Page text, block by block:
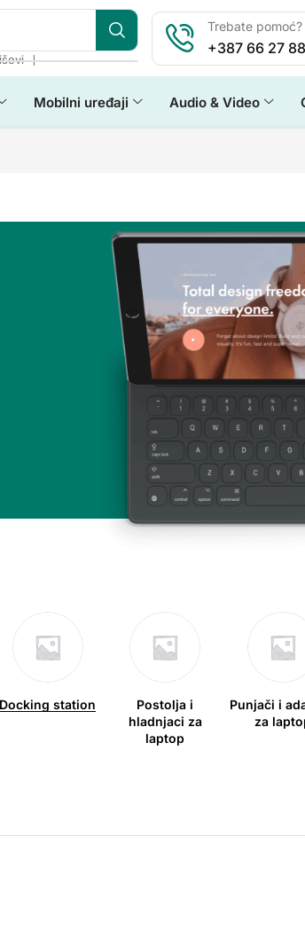
❘
Trebate
+387 66 27
Mobilni uređaji Audio & Video
Docking station
Postolja i
hladnjaci za
laptop
Punjači i
za